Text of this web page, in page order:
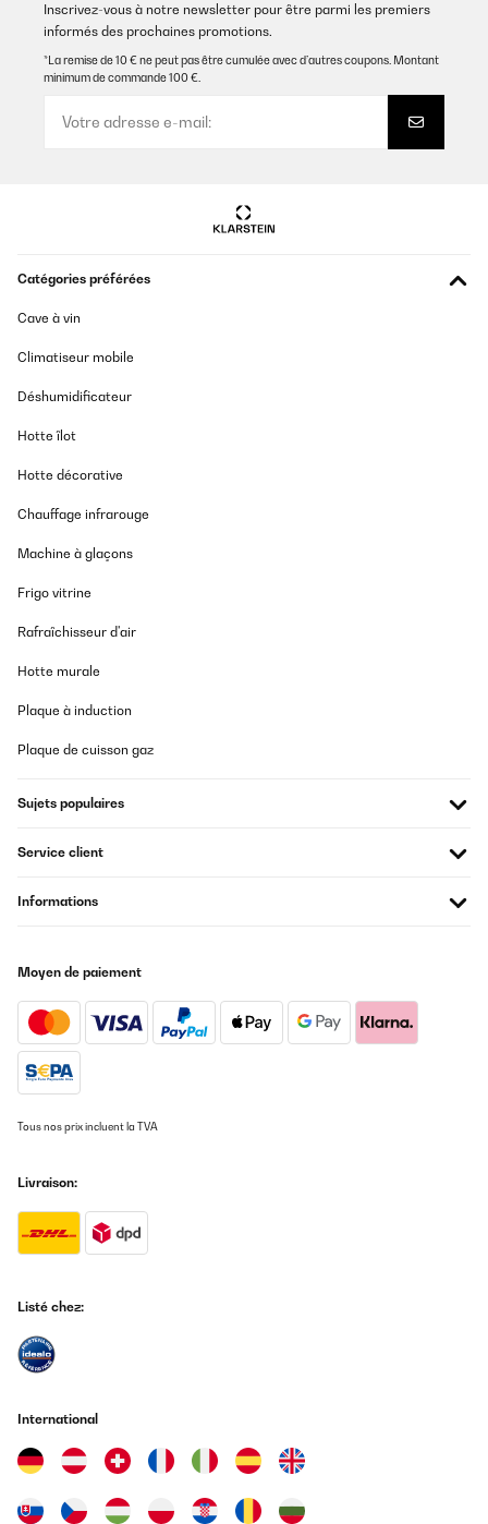
Inscrivez-vous à notre newsletter pour être parmi les premiers
informés des prochaines promotions.
*La remise de 10 € ne peut pas être cumulée avec d’autres coupons. Montant
minimum de commande 100 €.
Catégories préférées
Cave à vin
Climatiseur mobile
Déshumidificateur
Hotte îlot
Hotte décorative
Chauffage infrarouge
Machine à glaçons
Frigo vitrine
Rafraîchisseur d'air
Hotte murale
Plaque à induction
Plaque de cuisson gaz
Sujets populaires
Service client
Informations
Moyen de paiement
Tous nos prix incluent la TVA
Livraison:
Listé chez:
International